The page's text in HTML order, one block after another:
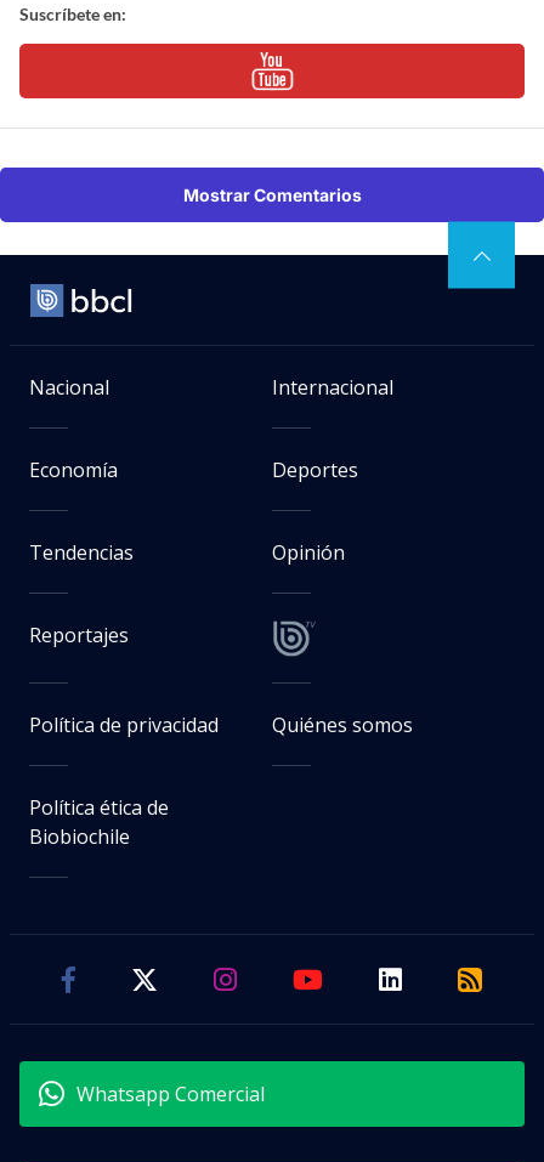
Suscríbete en:
Mostrar Comentarios
Nacional Internacional
Economía Deportes
Tendencias Opinión
Reportajes
Política de privacidad Quiénes somos
Política ética de
Biobiochile
Whatsapp Comercial